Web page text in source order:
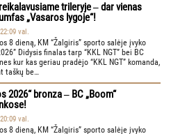
trileryje ‒ dar vienas
„Vasaros lygoje“!
val.
8 dieną, KM “Žalgiris” sporto salėje įvyko
Didysis finalas tarp “KKL NGT” bei BC
kur kas geriau pradėjo “KKL NGT” komanda,
taškų be…
2026“ bronza ‒ BC „Boom“
val.
8 dieną, KM “Žalgiris” sporto salėje įvyko